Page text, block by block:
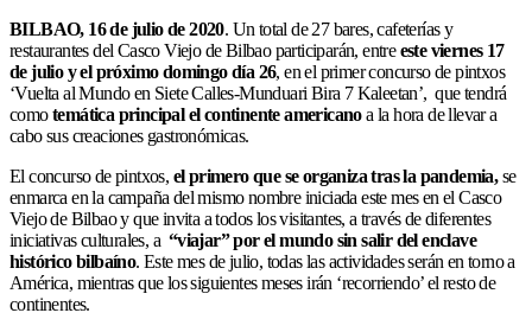
BILBAO, 16 de julio de 2020. Un total de 27 bares, cafeterías y
restaurantes del Casco Viejo de Bilbao participarán, entreeste viernes 17
de julio y el próximo domingo día 26, en el primer concurso de pintxos
‘Vuelta al Mundo en Siete Calles-Munduari Bira 7 Kaleetan’, que tendrá
comotemática principal el continente americanoa la hora de llevar a
cabo sus creaciones gastronómicas.
El concurso de pintxos, el primero que se organiza tras la pandemia,se
enmarca en la campaña del mismo nombre iniciada este mes en el Casco
Viejo de Bilbao y que invita a todos los visitantes, a través de diferentes
iniciativas culturales, a “viajar” por el mundo sin salir del enclave
histórico bilbaíno. Este mes de julio, todas las actividades serán en torno a
América, mientras que los siguientes meses irán ‘recorriendo’ el resto de
continentes.